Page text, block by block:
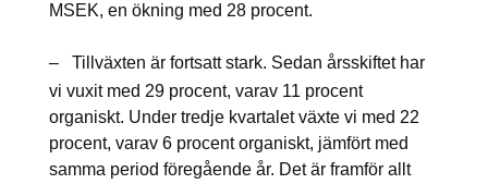
MSEK, en ökning med 28 procent.
–
Tillväxten är fortsatt stark. Sedan årsskiftet har
vi vuxit med 29 procent, varav 11 procent
organiskt. Under tredje kvartalet växte vi med 22
procent, varav 6 procent organiskt, jämfört med
samma period föregående år. Det är framför allt